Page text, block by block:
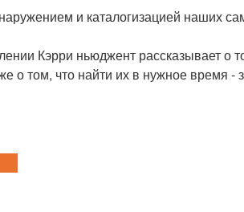
и каталогизацией наших
Кэрри ньюджент рассказывает о
о том, что найти их в нужное время -